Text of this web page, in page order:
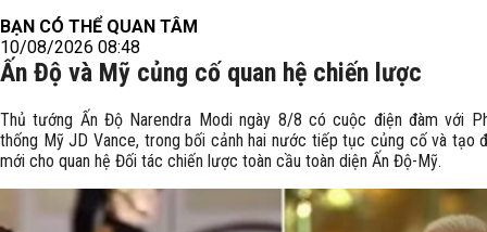
BẠN CÓ THỂ QUAN TÂM
10/08/2026 08:48
Ấn Độ và Mỹ củng cố quan hệ chiến lược
Thủ tướng Ấn Độ Narendra Modi ngày 8/8 có cuộc điện đàm với
thống Mỹ JD Vance, trong bối cảnh hai nước tiếp tục củng cố và tạo
mới cho quan hệ Đối tác chiến lược toàn cầu toàn diện Ấn Độ-Mỹ.